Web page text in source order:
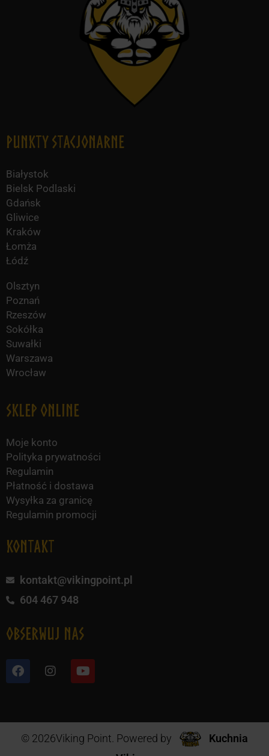
Punkty Stacjonarne
Białystok
Bielsk Podlaski
Gdańsk
Gliwice
Kraków
Łomża
Łódź
Olsztyn
Poznań
Rzeszów
Sokółka
Suwałki
Warszawa
Wrocław
Sklep online
Moje konto
Polityka prywatności
Regulamin
Płatność i dostawa
Wysyłka za granicę
Regulamin promocji
KONTAKT
kontakt@vikingpoint.pl
604 467 948
obserwuj nas
© 2026Viking Point. Powered by
Kuchnia